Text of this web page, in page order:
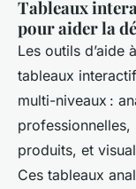
Tableaux
pour aider la
Les outils d’aide
tableaux
multi-niveaux :
produits, et
Ces tableaux